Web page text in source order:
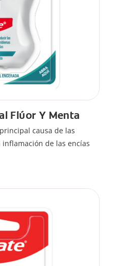
Flúor Y Menta
causa de las
de las encías